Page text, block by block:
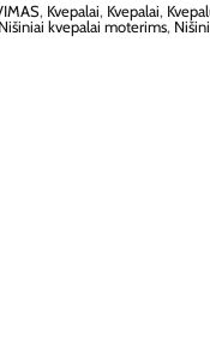
, Kvepalai, Kvepalai,
Nišiniai kvepalai moterims,